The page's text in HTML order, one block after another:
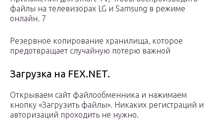
файлы на телевизорах LG и Samsung в режиме
онлайн. 7
Резервное копирование хранилища, которое
предотвращает случайную потерю важной
Загрузка на FEX.NET.
Открываем сайт файлообменника и нажимаем
кнопку «Загрузить файлы». Никаких регистраций и
авторизаций проходить не нужно.